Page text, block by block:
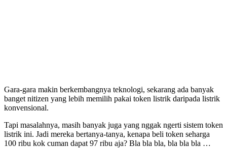
Gara-gara makin berkembangnya teknologi, sekarang ada banyak
banget nitizen yang lebih memilih pakai token listrik daripada listrik
konvensional.
Tapi masalahnya, masih banyak juga yang nggak ngerti sistem token
listrik ini. Jadi mereka bertanya-tanya, kenapa beli token seharga
100 ribu kok cuman dapat 97 ribu aja? Bla bla bla, bla bla bla …